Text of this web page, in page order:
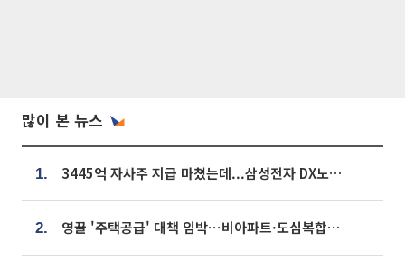
많이 본 뉴스
1. 3445억 자사주 지급 마쳤는데...삼성전자 DX노조, 뒤늦은 '떼쓰기 집회'
2. 영끌 '주택공급' 대책 임박⋯비아파트·도심복합까지 총동원